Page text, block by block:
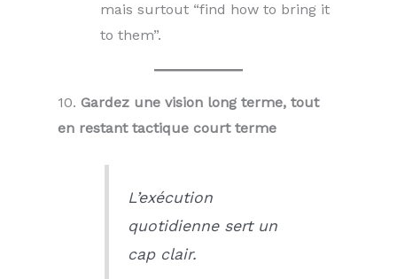
mais surtout “find how to bring it
to them”.
10. Gardez une vision long terme, tout
en restant tactique court terme
L’exécution
quotidienne sert un
cap clair.